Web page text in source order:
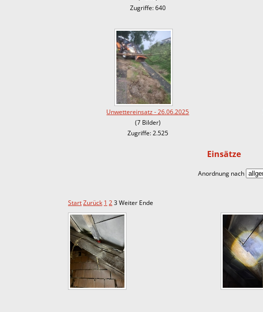
Zugriffe: 640
Unwettereinsatz - 26.06.2025
(7 Bilder)
Zugriffe: 2.525
Einsätze
Anordnung nach
StartZurück 1 23Weiter Ende